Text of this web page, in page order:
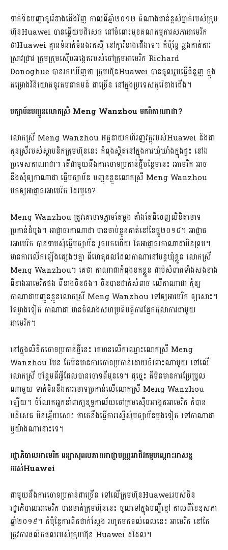
ទាក់ទិនបញ្ហាកូរ៉េខាងជើងវិញ កាលពីឆ្នាំ២០១២ តំណាងជាន់ខ្ពស់ម្នាក់របស់ក្រុម
ហ៊ុន​Huawei បានឆ្លើយបដិសេធ នៅចំពោះមុខគណកម្មការសភាអាមេរិក
ថាHuawei គ្មានទំនាក់ទំនងរកស៊ី នៅកូរ៉េខាងជើងទេ។ ក៏ប៉ុន្តែ ឆ្លងកាត់ការ
ស្រាវជ្រាវ ក្រុមក្រុមស៊ើបអង្កេតរបស់​ចៅក្រុមអាមេរិក Richard
Donoghue បានរកឃើញថា ក្រុមហ៊ុន​Huawei បានចូលរួមធ្វើជំនួញ ក្នុង​
គម្រោងវិនិយោគទូរគមនាគមន៍ ជាច្រើន នៅក្នុងប្រទេសកូរ៉េខាងជើង។
បត្យាប័នបញ្ជូនលោកស្រី Meng Wanzhou មកពីកាណាដា?
លោកស្រី Meng Wanzhou អគ្គនាយកហិរញ្ញវត្ថុរបស់Huawei និងជា
កូនស្រីរបស់ស្ថាបនិកក្រុមហ៊ុននេះ កំពុងស្ថិតនៅក្នុងការឃុំឃាំងក្នុងផ្ទះ នៅឯ
ប្រទេសកាណាដា។ តើជាមួយនឹងការចោទប្រកាន់ថ្មីបន្ថែមនេះ អាមេរិក អាច
នឹងសុំឲ្យ​កាណាដា ធ្វើបត្យាប័ន បញ្ជូនខ្លួនលោកស្រី Meng Wanzhou
មកឲ្យអាជ្ញាធរ​អាមេរិក ដែរឬទេ?
Meng Wanzhou ត្រូវគេចោទភ្លាមតែម្តង តាំងតែពីចេញលិខិតចោទ
ប្រកាន់ដំបូង។ អាជ្ញាធរកាណាដា បានចាប់ខ្លួនគាត់នៅខែធ្នូ២០១៨។ អាជ្ញាធ
រអាមេរិក បានទាមសុំធ្វើបត្យាប័ន រួចមកហើយ តែអាជ្ញាធរកាណាដាមិនព្រម។
មានការលើកឡើងផ្សេងៗគ្នា ពីហេតុផលដែលកាណានៅបន្តឃុំខ្លួន លោកស្រី
Meng Wanzhou។ គេថា កាណាដាកំពុងខកខ្លួន ជាប់សំពាធទាំងសងខាង
ពីខាងអាមេរិកផង ពីខាងចិនផង។ ចិនបានដាក់សំពាធ លើកាណាដា កុំឲ្យ
កាណាដាបញ្ជូនខ្លួនលោកស្រី Meng Wanzhou ទៅឲ្យអាមេរិក ឲ្សសោះ។
តែម្ខាងទៀត កាណាដា មានចំណងសហប្រតិបត្តិការផ្នែកតុលាការជាមួយ
អាមេរិក។
នៅក្នុងលិខិតចោទប្រកាន់ថ្មីនេះ គេមានលើកឈ្មោះលោកស្រី Meng
Wanzhou មែន តែមិនមាន​ការចោទប្រកាន់ដោយចំពោះណាមួយ ទៅលើ
លោកស្រី បន្ថែមពីអ្វីដែលបាន​ចោទ​ពីមុនទេ។ ដូច្នេះ គឺមិនមានការប្រែប្រួល
ណាមួយ ទាក់ទិននឹងការចោទប្រកាន់​លើ​លោកស្រី Meng Wanzhou
ឡើយ។ ចំណែកអ្នកនាំពាក្យ​ខុទ្ទកាល័យចៅក្រមស៊ើបអង្កេតអាមេរិក ក៏បាន
បដិសេធ មិនឆ្លើយសោះ ថាគេនឹងធ្វើការស្នើសុំបត្យាប័នម្តងទៀត ទៅកាណាដា
ឬយ៉ាងណានោះទេ។
រដ្ឋាភិបាលអាមេរិក ពន្យាសុពលភាពអាជ្ញាបណ្ណអាជីវកម្មបណ្តោះអាសន្ន
របស់Huawei
ជាមួយនឹងការចោទប្រកាន់ជាច្រើន ទៅលើក្រុមហ៊ុនHuaweiរបស់ចិន
រដ្ឋាភិបាលអាមេរិក បានចាត់ក្រុមហ៊ុននេះ ចូលទៅក្នុងបញ្ជីខ្មៅ កាលពីខែឧសភា
ឆ្នាំ២០១៩។ ក៏ប៉ុន្តែការពិតជាក់ស្តែង រហូតមកទល់ពេលនេះ អាមេរិក នៅតែ
ត្រូវការផលិតផល​របស់​ក្រុមហ៊ុន Huawei ដដែល។